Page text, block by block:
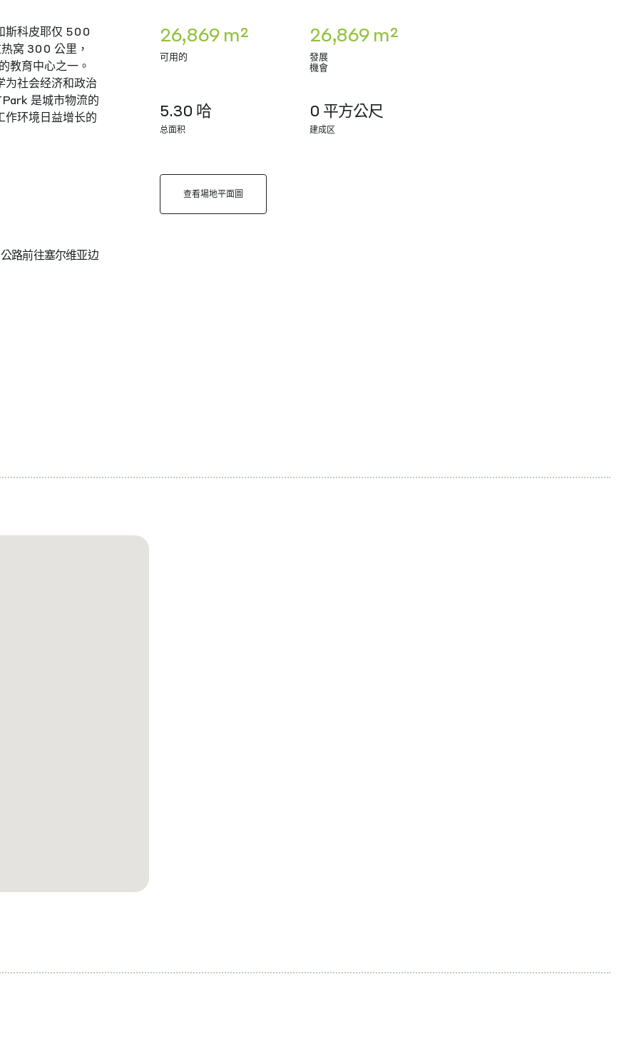
斯科皮耶仅 500
窝 300 公里，
教育中心之一。
为社会经济和政治
是城市物流的
作环境日益增长的
路前往塞尔维亚边
26,869 m²
可用的
26,869 m²
發展
機會
5.30 哈
总面积
0 平方公尺
建成区
查看場地平面圖